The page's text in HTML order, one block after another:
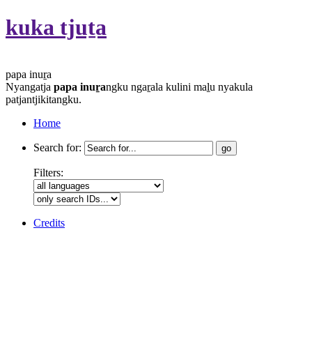
kuka tjuṯa
papa inuṟa
Nyangatja papa inuṟangku ngaṟala kulini maḻu nyakula
patjantjikitangku.
Home
Search for:
Filters:
Credits